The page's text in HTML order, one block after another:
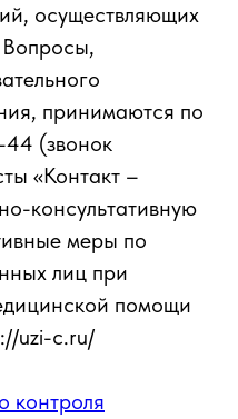
осуществляющих
Вопросы,
принимаются по
(звонок
«Контакт –
консультативную
меры по
лиц при
помощи
uzi-c.ru/
контроля